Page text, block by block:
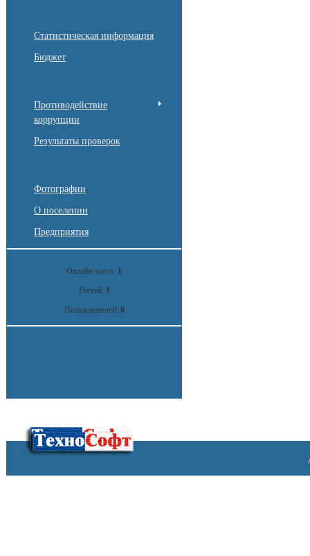
Статистическая информация
Бюджет
Противодействие
коррупции
Результаты проверок
Фотографии
О поселении
Предприятия
Онлайн всего: 1
Гостей: 1
Пользователей: 0